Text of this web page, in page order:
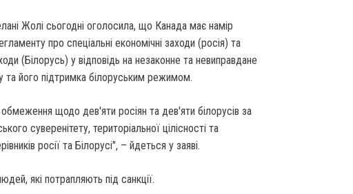
Жолі сьогодні оголосила, що Канада має намір
про спеціальні економічні заходи (росія) та
(Білорусь) у відповідь на незаконне та невиправдане
та його підтримка білоруським режимом.
щодо дев'яти росіян та дев'яти білорусів за
суверенітету, територіальної цілісності та
росії та Білорусі", – йдеться у заяві.
які потрапляють під санкції.